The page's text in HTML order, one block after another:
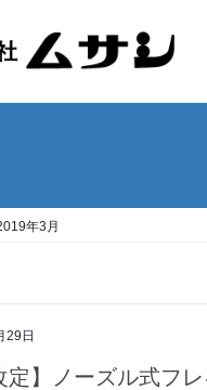
年3月
29日
定】ノーズル式フ